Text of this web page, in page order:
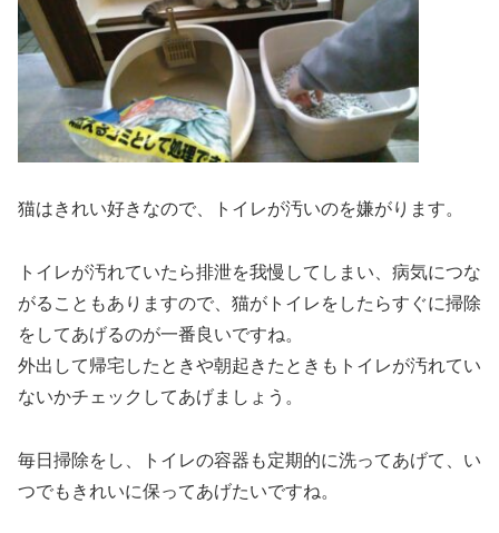
猫はきれい好きなので、トイレが汚いのを嫌がります。
トイレが汚れていたら排泄を我慢してしまい、病気につな
がることもありますので、猫がトイレをしたらすぐに掃除
をしてあげるのが一番良いですね。
外出して帰宅したときや朝起きたときもトイレが汚れてい
ないかチェックしてあげましょう。
毎日掃除をし、トイレの容器も定期的に洗ってあげて、い
つでもきれいに保ってあげたいですね。